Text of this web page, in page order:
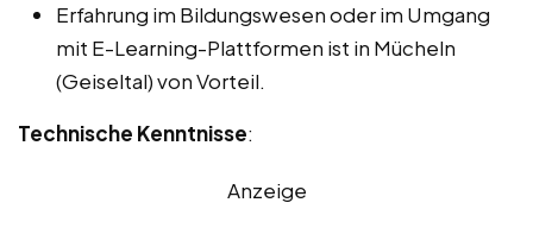
Erfahrung im Bildungswesen oder im Umgang
mit E-Learning-Plattformen ist in Mücheln
(Geiseltal) von Vorteil.
Technische Kenntnisse:
Anzeige